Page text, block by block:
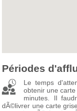
Périodes
Le temps
obtenir une
minutes. Il
dÃ©livrer une carte